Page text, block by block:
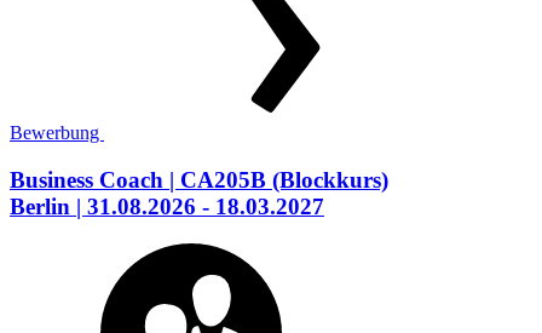
Bewerbung
Business Coach | CA205B (Blockkurs)
Berlin | 31.08.2026 - 18.03.2027